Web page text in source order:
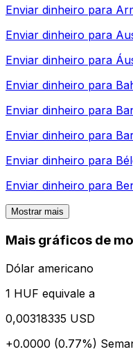
Enviar dinheiro para
Enviar dinheiro para
Enviar dinheiro para
Enviar dinheiro para
Enviar dinheiro para
Enviar dinheiro para
Enviar dinheiro para
Enviar dinheiro para
Mostrar mais
Mais gráficos de
Dólar americano
1 HUF equivale a
0,00318335 USD
+0.0000 (0.77%)